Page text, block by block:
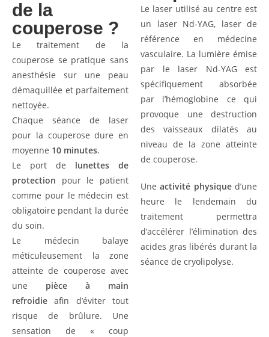
de la
couperose ?
Le traitement de la
couperose se pratique sans
anesthésie sur une peau
démaquillée et parfaitement
nettoyée.
Chaque séance de laser
pour la couperose dure en
moyenne 10 minutes.
Le port de lunettes de
protection pour le patient
comme pour le médecin est
obligatoire pendant la durée
du soin.
Le médecin balaye
méticuleusement la zone
atteinte de couperose avec
une pièce à main
refroidie afin d’éviter tout
risque de brûlure. Une
sensation de « coup
Le laser utilisé au centre est
un laser Nd-YAG, laser de
référence en médecine
vasculaire. La lumière émise
par le laser Nd-YAG est
spécifiquement absorbée
par l’hémoglobine ce qui
provoque une destruction
des vaisseaux dilatés au
niveau de la zone atteinte
de couperose.
Uneactivité physiqued’une
heure le lendemain du
traitement permettra
d’accélérer l’élimination des
acides gras libérés durant la
séance de cryolipolyse.